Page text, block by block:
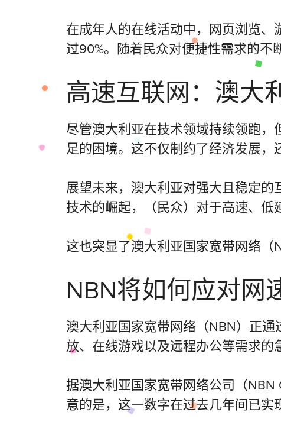
在成年人的在线活动中，网页浏览
过90%。随着民众对便捷性需求的不
高速互联网：澳大
尽管澳大利亚在技术领域持续领跑
足的困境。这不仅制约了经济发展，
展望未来，澳大利亚对强大且稳定
技术的崛起，（民众）对于高速、低
这也突显了澳大利亚国家宽带网络（
NBN将如何应对网
澳大利亚国家宽带网络（NBN）正
放、在线游戏以及远程办公等需求的
据澳大利亚国家宽带网络公司（
意的是，这一数字在过去几年间已实